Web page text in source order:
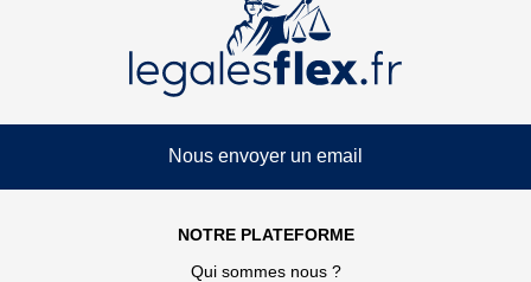
Nous envoyer un email
NOTRE PLATEFORME
Qui sommes nous ?